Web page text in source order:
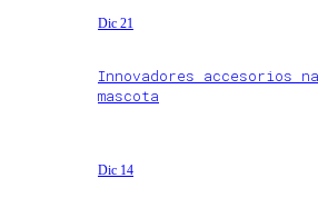
Dic 21
Innovadores accesorios
mascota
Dic 14